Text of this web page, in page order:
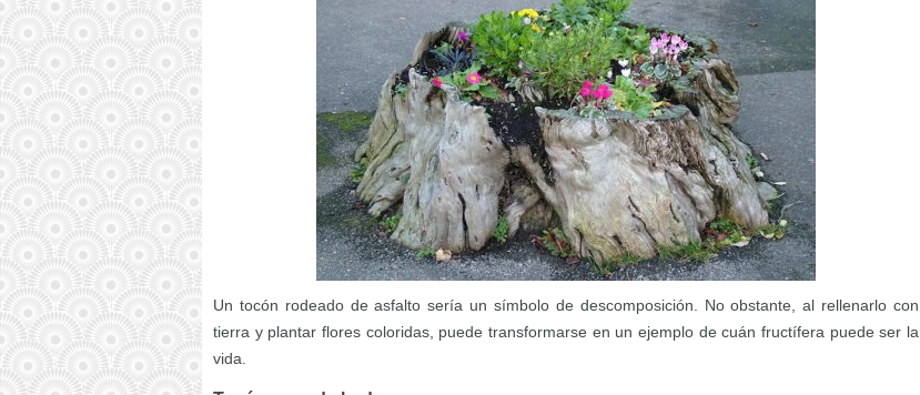
Un tocón rodeado de asfalto sería un símbolo de descomposición. No obstante, al rellenarlo con
tierra y plantar flores coloridas, puede transformarse en un ejemplo de cuán fructífera puede ser la
vida.